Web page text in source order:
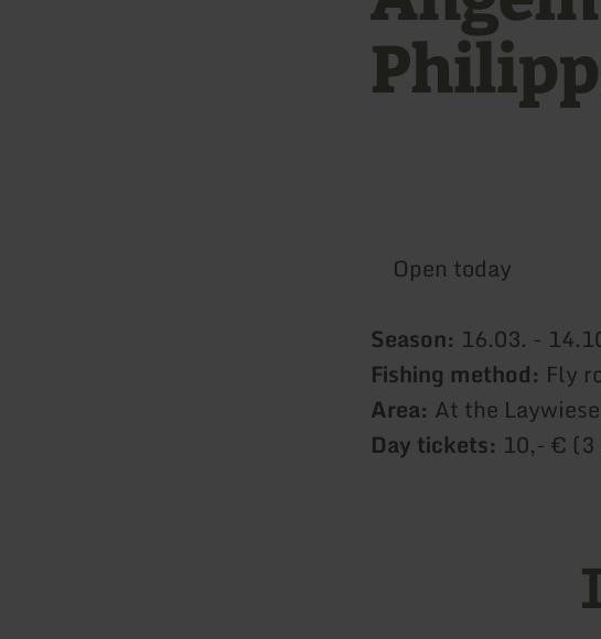
Open today
Season: 16.03. -
Fishing method: Fly
Area: At the
Day tickets: 10,- €